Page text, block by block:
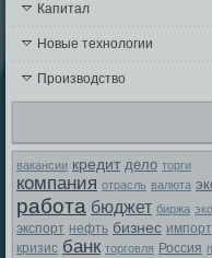
Капитал
Новые технологии
Производство
вакансии кредит дело торги
компания отрасль валюта
работа бюджет биржа
экспорт нефть бизнес импорт
кризис банк торговля Россия